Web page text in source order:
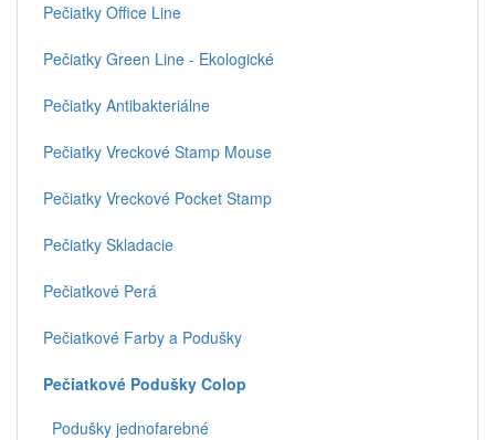
Pečiatky Office Line
Pečiatky Green Line - Ekologické
Pečiatky Antibakteriálne
Pečiatky Vreckové Stamp Mouse
Pečiatky Vreckové Pocket Stamp
Pečiatky Skladacie
Pečiatkové Perá
Pečiatkové Farby a Podušky
Pečiatkové Podušky Colop
Podušky jednofarebné